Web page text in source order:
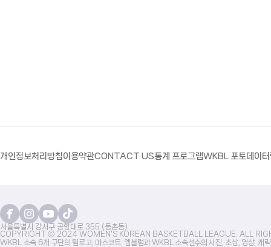
개인정보처리방침이용약관CONTACT US통계 프로그램WKBL 포토데이
서울특별시 강서구 공항대로 355 (등촌동)
COPYRIGHT ⓒ 2024 WOMEN'S KOREAN BASKETBALL LEAGUE. ALL
WKBL 소속 6개 구단의 팀로고, 마스코트, 엠블럼과 WKBL 소속선수의 사진, 초상, 영상, 캐